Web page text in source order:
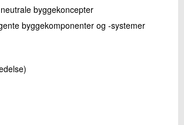
byggekoncepter
byggekomponenter og -systemer